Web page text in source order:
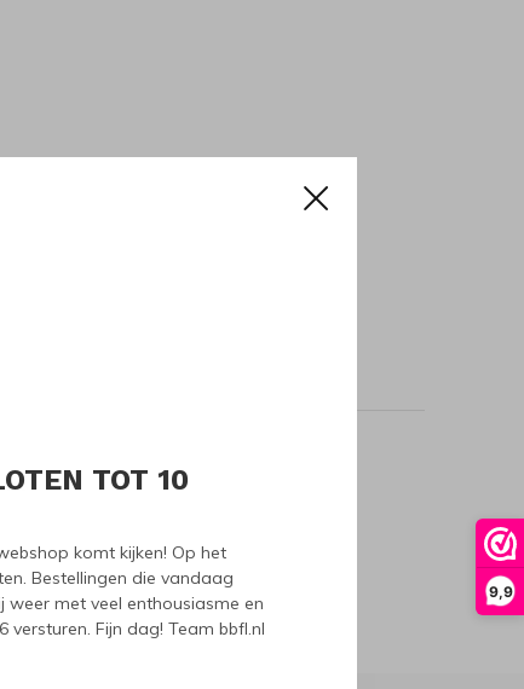
9,9
TOT 10
komt kijken! Op het
Bestellingen die vandaag
met veel enthousiasme en
Fijn dag! Team bbfl.nl